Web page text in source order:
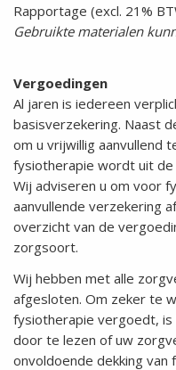
Rapportage (excl. 21%
Gebruikte materialen
Vergoedingen
Al jaren is iedereen
basisverzekering. Naast
om u vrijwillig aanvullend
fysiotherapie wordt uit de
Wij adviseren u om voor
aanvullende verzekering
overzicht van de
zorgsoort.
Wij hebben met alle
afgesloten. Om zeker te
fysiotherapie vergoedt,
door te lezen of uw
onvoldoende dekking